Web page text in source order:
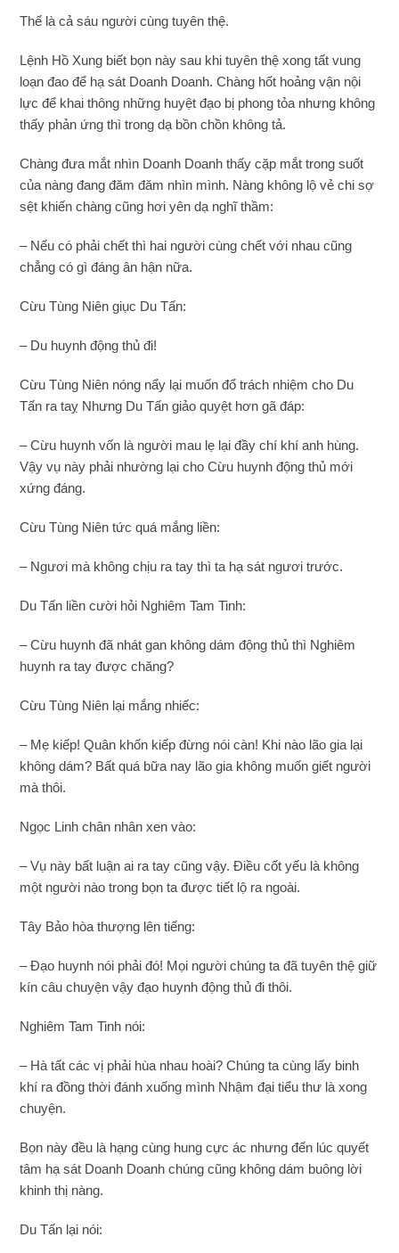
Thế là cả sáu người cùng tuyên thệ.
Lệnh Hồ Xung biết bọn này sau khi tuyên thệ xong tất vung
loạn đao để hạ sát Doanh Doanh. Chàng hốt hoảng vận nội
lực để khai thông những huyệt đạo bị phong tỏa nhưng không
thấy phản ứng thì trong dạ bồn chồn không tả.
Chàng đưa mắt nhìn Doanh Doanh thấy cặp mắt trong suốt
của nàng đang đăm đăm nhìn mình. Nàng không lộ vẻ chi sợ
sệt khiến chàng cũng hơi yên dạ nghĩ thầm:
– Nếu có phải chết thì hai người cùng chết với nhau cũng
chẳng có gì đáng ân hận nữa.
Cừu Tùng Niên giục Du Tấn:
– Du huynh động thủ đi!
Cừu Tùng Niên nóng nẩy lại muốn đổ trách nhiệm cho Du
Tấn ra taỵ Nhưng Du Tấn giảo quyệt hơn gã đáp:
– Cừu huynh vốn là người mau lẹ lại đầy chí khí anh hùng.
Vậy vụ này phải nhường lại cho Cừu huynh động thủ mới
xứng đáng.
Cừu Tùng Niên tức quá mắng liền:
– Ngươi mà không chịu ra tay thì ta hạ sát ngươi trước.
Du Tấn liền cười hỏi Nghiêm Tam Tinh:
– Cừu huynh đã nhát gan không dám động thủ thì Nghiêm
huynh ra tay được chăng?
Cừu Tùng Niên lại mắng nhiếc:
– Mẹ kiếp! Quân khốn kiếp đừng nói càn! Khi nào lão gia lại
không dám? Bất quá bữa nay lão gia không muốn giết người
mà thôi.
Ngọc Linh chân nhân xen vào:
– Vụ này bất luận ai ra tay cũng vậy. Điều cốt yếu là không
một người nào trong bọn ta được tiết lộ ra ngoài.
Tây Bảo hòa thượng lên tiếng:
– Đạo huynh nói phải đó! Mọi người chúng ta đã tuyên thệ giữ
kín câu chuyện vậy đạo huynh động thủ đi thôi.
Nghiêm Tam Tinh nói:
– Hà tất các vị phải hùa nhau hoài? Chúng ta cùng lấy binh
khí ra đồng thời đánh xuống mình Nhậm đại tiểu thư là xong
chuyện.
Bọn này đều là hạng cùng hung cực ác nhưng đến lúc quyết
tâm hạ sát Doanh Doanh chúng cũng không dám buông lời
khinh thị nàng.
Du Tấn lại nói: